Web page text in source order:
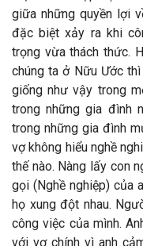
giữa những quyền lợi
đặc biệt xảy ra khi
trọng vừa thách thức.
chúng ta ở Nữu Ước
giống như vậy trong
trong những gia đình
trong những gia đình
vợ không hiểu nghề
thế nào. Nàng lấy con
gọi (Nghề nghiệp) của
họ xung đột nhau.
công việc của mình.
với vợ chính vì anh